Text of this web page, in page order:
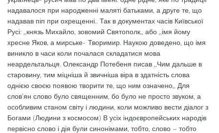
надавалося при народженні маляті батьками, а друге те, що
надавав піп при охрещенні.. Так в документах часів Київської
Русі: ,,князь Михайло, зовомий Святополк,, або ,,імя йому
хресне Яков, а мирське- Творимир. Наукою доведено, що імя
виникло в часи коли почалася складатися мова
неардельтальця. Олександр Потебеня писав ,,Чим дальше в
старовину, тим міцніша й звичніша віра в здатність слова
однією своєю появою творити те, що ним означено,, Для
слов’ян слово було священним, бо було не просто звуком, а
особливим станом світу і людини, коли можливо вести діалог з
Богами (Людини з космосом) В усіх індоєвропейських народів
первісно слово і дія були синонімами, тобто, слово – тобто